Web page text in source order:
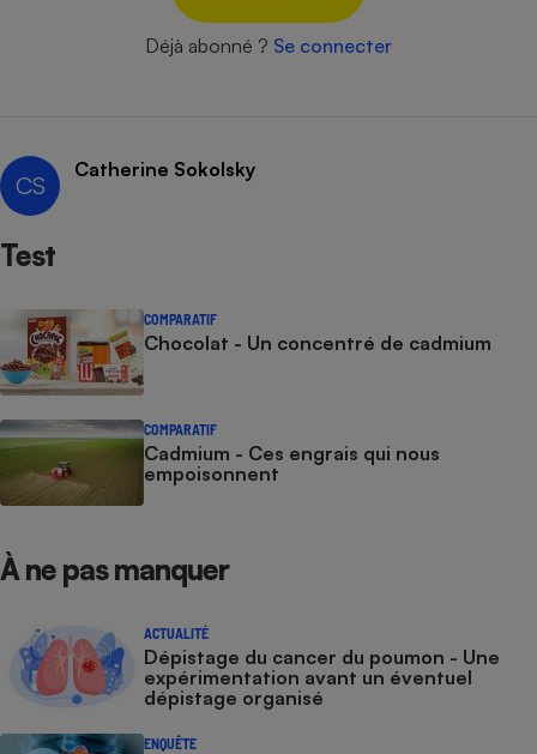
Déjà abonné ? Se connecter
CS
Catherine Sokolsky
Test
COMPARATIF
Chocolat - Un concentré de cadmium
COMPARATIF
Cadmium - Ces engrais qui nous
empoisonnent
À ne pas manquer
ACTUALITÉ
Dépistage du cancer du poumon - Une
expérimentation avant un éventuel
dépistage organisé
ENQUÊTE
Climatiseur -